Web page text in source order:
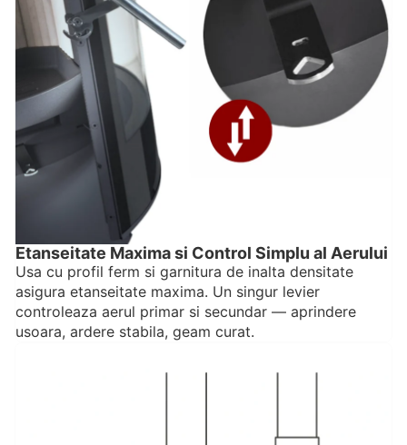
Etanseitate Maxima si Control Simplu al Aerului
Usa cu profil ferm si garnitura de inalta densitate
asigura etanseitate maxima. Un singur levier
controleaza aerul primar si secundar — aprindere
usoara, ardere stabila, geam curat.